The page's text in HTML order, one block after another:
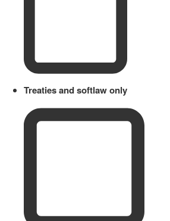
Treaties and softlaw only